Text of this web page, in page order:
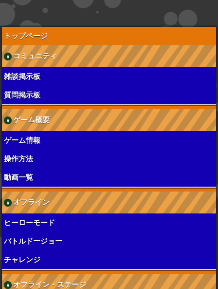
トップページ
コミュニティ
雑談掲示板
質問掲示板
ゲーム概要
ゲーム情報
操作方法
動画一覧
オフライン
ヒーローモード
バトルドージョー
チャレンジ
オフライン・ステージ